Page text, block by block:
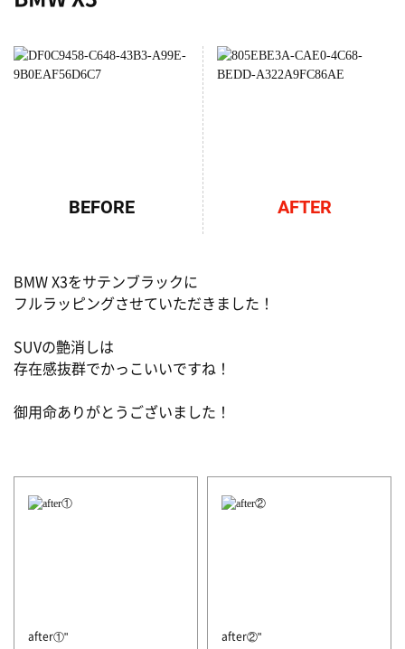
BEFORE AFTER
BMW X3をサテンブラックに
フルラッピングさせていただきました！
SUVの艶消しは
存在感抜群でかっこいいですね！
御用命ありがとうございました！
after①" after②"